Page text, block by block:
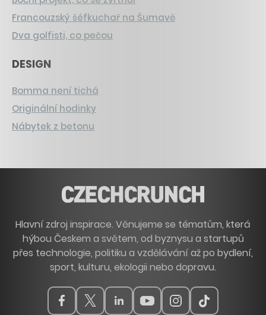
Francouzský šéfkuchař na Šumavě
Dva golfisti, co pečou
DESIGN
Bomma není tichá
Originální hodinky
Nábytek z betonu
Hlavní zdroj inspirace. Věnujeme se tématům, která
hýbou Českem a světem, od byznysu a startupů
přes technologie, politiku a vzdělávání až po bydlení,
sport, kulturu, ekologii nebo dopravu.